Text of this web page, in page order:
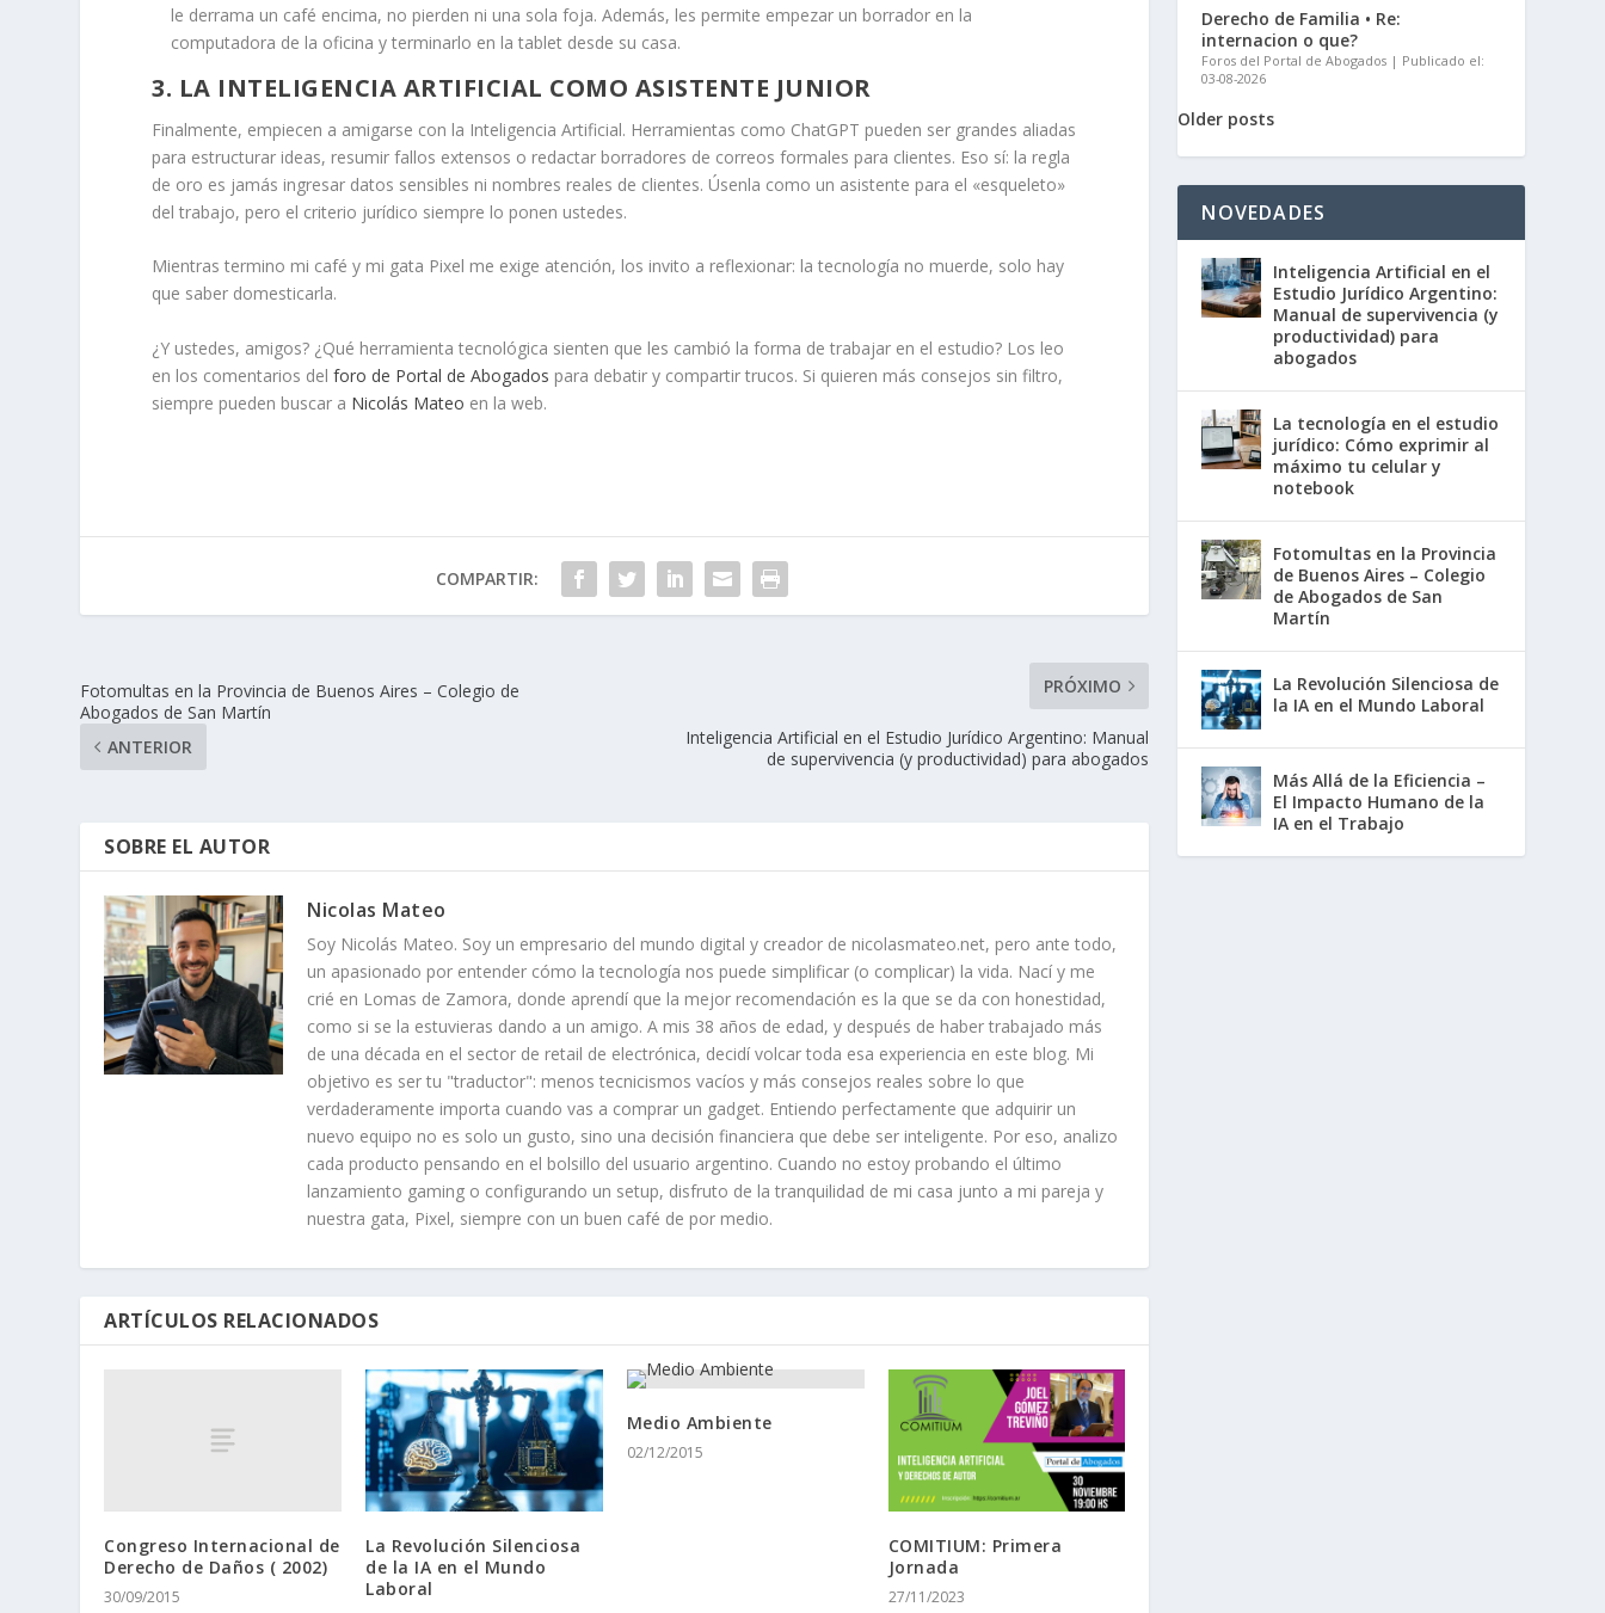
le derrama un café encima, no pierden ni una sola foja. Además, les permite empezar un borrador en la
computadora de la oficina y terminarlo en la tablet desde su casa.
3. LA INTELIGENCIA ARTIFICIAL COMO ASISTENTE JUNIOR
Finalmente, empiecen a amigarse con la Inteligencia Artificial. Herramientas como ChatGPT pueden ser grandes aliadas
para estructurar ideas, resumir fallos extensos o redactar borradores de correos formales para clientes. Eso sí: la regla
de oro es jamás ingresar datos sensibles ni nombres reales de clientes. Úsenla como un asistente para el «esqueleto»
del trabajo, pero el criterio jurídico siempre lo ponen ustedes.
Mientras termino mi café y mi gata Pixel me exige atención, los invito a reflexionar: la tecnología no muerde, solo hay
que saber domesticarla.
¿Y ustedes, amigos? ¿Qué herramienta tecnológica sienten que les cambió la forma de trabajar en el estudio? Los leo
en los comentarios delforo de Portal de Abogados para debatir y compartir trucos. Si quieren más consejos sin filtro,
siempre pueden buscar a Nicolás Mateo en la web.
COMPARTIR:
Fotomultas en la Provincia de Buenos Aires – Colegio de
Abogados de San Martín
ANTERIOR
PRÓXIMO
Inteligencia Artificial en el Estudio Jurídico Argentino: Manual
de supervivencia (y productividad) para abogados
SOBRE EL AUTOR
Nicolas Mateo
Soy Nicolás Mateo. Soy un empresario del mundo digital y creador de nicolasmateo.net, pero ante todo,
un apasionado por entender cómo la tecnología nos puede simplificar (o complicar) la vida. Nací y me
crié en Lomas de Zamora, donde aprendí que la mejor recomendación es la que se da con honestidad,
como si se la estuvieras dando a un amigo. A mis 38 años de edad, y después de haber trabajado más
de una década en el sector de retail de electrónica, decidí volcar toda esa experiencia en este blog. Mi
objetivo es ser tu "traductor": menos tecnicismos vacíos y más consejos reales sobre lo que
verdaderamente importa cuando vas a comprar un gadget. Entiendo perfectamente que adquirir un
nuevo equipo no es solo un gusto, sino una decisión financiera que debe ser inteligente. Por eso, analizo
cada producto pensando en el bolsillo del usuario argentino. Cuando no estoy probando el último
lanzamiento gaming o configurando un setup, disfruto de la tranquilidad de mi casa junto a mi pareja y
nuestra gata, Pixel, siempre con un buen café de por medio.
ARTÍCULOS RELACIONADOS
Congreso Internacional de
Derecho de Daños ( 2002)
30/09/2015
La Revolución Silenciosa
de la IA en el Mundo
Laboral
Medio Ambiente
02/12/2015
COMITIUM: Primera
Jornada
27/11/2023
Derecho de Familia • Re:
internacion o que?
Foros del Portal de Abogados
Publicado el:
03-08-2026
Older posts
NOVEDADES
Inteligencia Artificial en el
Estudio Jurídico Argentino:
Manual de supervivencia (y
productividad) para
abogados
La tecnología en el estudio
jurídico: Cómo exprimir al
máximo tu celular y
notebook
Fotomultas en la Provincia
de Buenos Aires – Colegio
de Abogados de San
Martín
La Revolución Silenciosa de
la IA en el Mundo Laboral
Más Allá de la Eficiencia –
El Impacto Humano de la
IA en el Trabajo